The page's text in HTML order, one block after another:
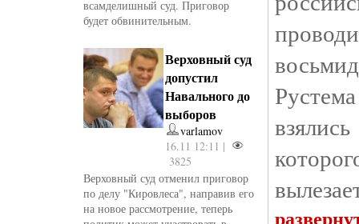
всамделишный суд. Приговор
будет обвинительным.
Верховный суд
допустил
Навального до
выборов
varlamov
16.11 12:11 |
3825
Верховный суд отменил приговор
по делу "Кировлеса", направив его
на новое рассмотрение, теперь